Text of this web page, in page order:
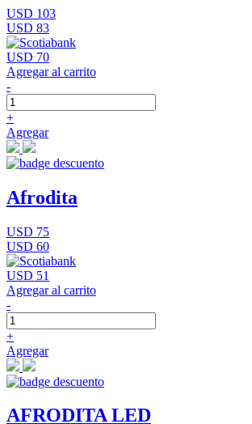
USD 103
USD 83
USD 70
Agregar al carrito
-
+
Agregar
Afrodita
USD 75
USD 60
USD 51
Agregar al carrito
-
+
Agregar
AFRODITA LED